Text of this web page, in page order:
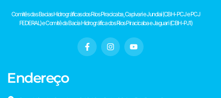
Comitês das Bacias Hidrográficas dos Rios Piracicaba, Capivari e Jundiaí (CBH-PCJ e PCJ
FEDERAL) e Comitê da Bacia Hidrográfica dos Rios Piracicaba e Jaguari (CBH-PJ1)
Endereço